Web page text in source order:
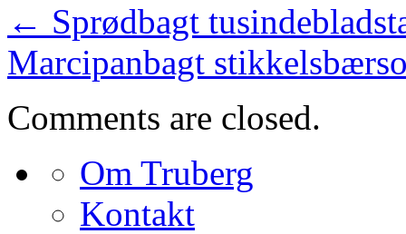
← Sprødbagt
Marcipanbagt
Comments are closed.
Om Truberg
Kontakt